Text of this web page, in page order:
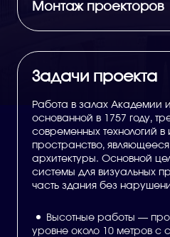
Монтаж проекторов
Задачи проекта
Работа в залах Академии
основанной в 1757 году,
современных технологий в
пространство,
архитектуры. Основной
системы для визуальных
часть здания без
Высотные работы —
уровне около 10 метров с